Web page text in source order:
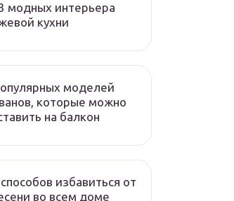
модных интерьера
кухни
моделей
которые можно
на балкон
избавиться от
во всем доме